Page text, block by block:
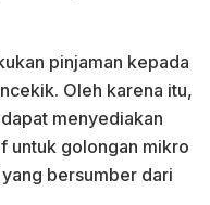
pinjaman kepada
Oleh karena itu,
menyediakan
untuk golongan mikro
bersumber dari